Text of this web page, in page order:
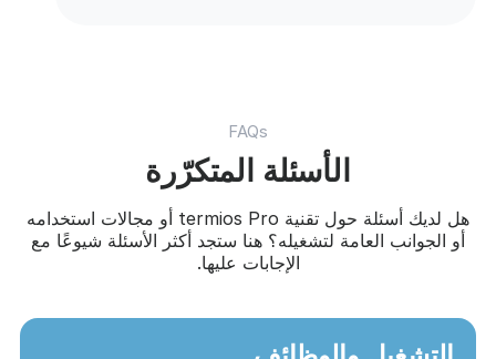
FAQs
الأسئلة المتكرّرة
هل لديك أسئلة حول تقنية termios Pro أو مجالات استخدامه
أو الجوانب العامة لتشغيله؟ هنا ستجد أكثر الأسئلة شيوعًا مع
الإجابات عليها.